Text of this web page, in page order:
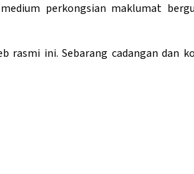
perkongsian maklumat
rasmi ini. Sebarang cadangan dan